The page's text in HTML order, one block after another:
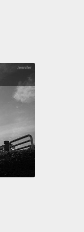
glow, in the star glow
在星光中
glow
with a star glow now
光中閃耀